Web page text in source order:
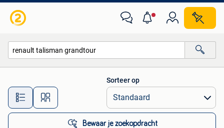
Alle afstanden…
Sorteer op
Bewaar je zoekopdracht